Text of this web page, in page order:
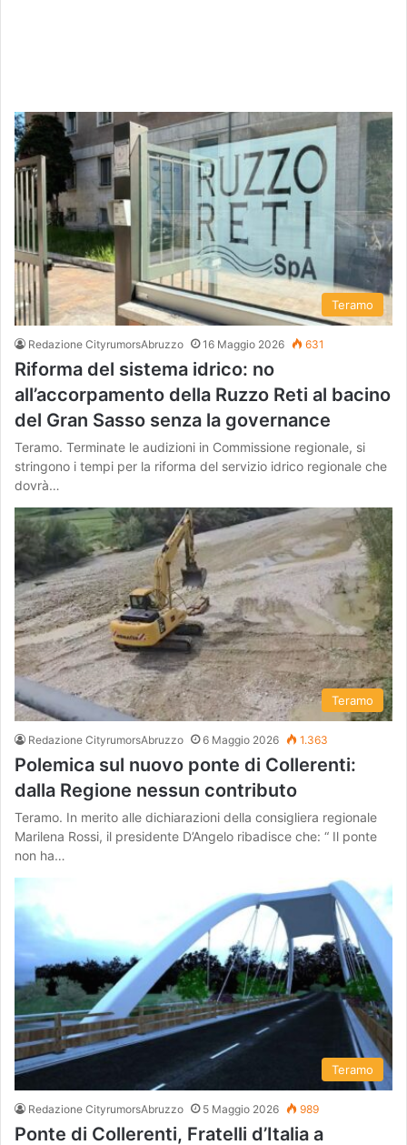
Teramo
Redazione CityrumorsAbruzzo 16 Maggio 2026 631
Riforma del sistema idrico: no
all’accorpamento della Ruzzo Reti al bacino
del Gran Sasso senza la governance
Teramo. Terminate le audizioni in Commissione regionale, si
stringono i tempi per la riforma del servizio idrico regionale che
dovrà…
Teramo
Redazione CityrumorsAbruzzo 6 Maggio 2026 1.363
Polemica sul nuovo ponte di Collerenti:
dalla Regione nessun contributo
Teramo. In merito alle dichiarazioni della consigliera regionale
Marilena Rossi, il presidente D’Angelo ribadisce che: “ Il ponte
non ha…
Teramo
Redazione CityrumorsAbruzzo 5 Maggio 2026 989
Ponte di Collerenti, Fratelli d’Italia a